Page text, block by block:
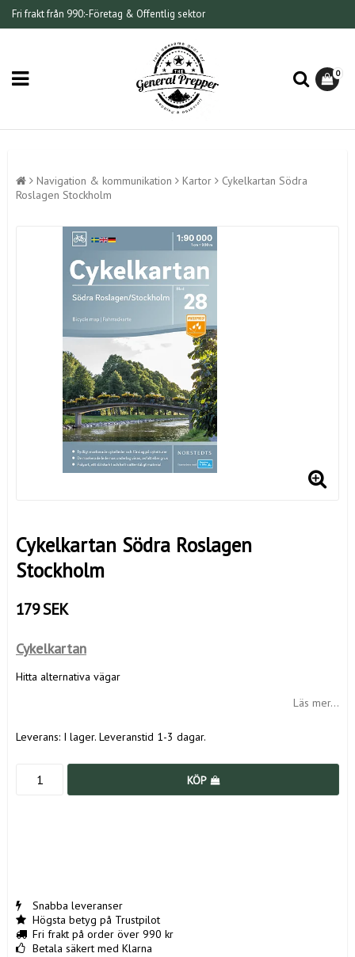
Fri frakt från 990:-Företag & Offentlig sektor
0
Navigation & kommunikation Kartor
Cykelkartan Södra
Roslagen Stockholm
Cykelkartan Södra Roslagen
Stockholm
179 SEK
Cykelkartan
Hitta alternativa vägar
Läs mer...
Leverans: I lager. Leveranstid 1-3 dagar.
KÖP
Snabba leveranser
Högsta betyg på Trustpilot
Fri frakt på order över 990 kr
Betala säkert med Klarna